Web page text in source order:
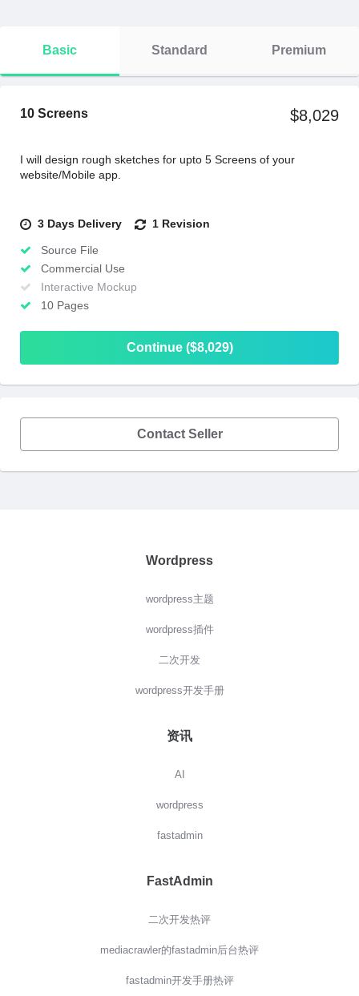
Basic Standard Premium
10 Screens $8,029
I will design rough sketches for upto 5 Screens of your
website/Mobile app.
3 Days Delivery 1 Revision
Source File
Commercial Use
Interactive Mockup
10 Pages
Continue ($8,029)
Contact Seller
Wordpress
wordpress主题
wordpress插件
二次开发
wordpress开发手册
资讯
AI
wordpress
fastadmin
FastAdmin
二次开发热评
mediacrawler的fastadmin后台热评
fastadmin开发手册热评